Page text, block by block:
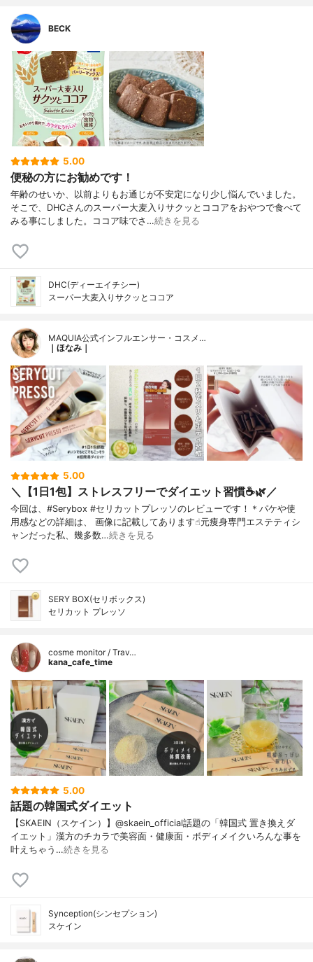
BECK
5.00
便秘の方にお勧めです！
年齢のせいか、以前よりもお通じが不安定になり少し悩んでいました。
そこで、DHCさんのスーパー大麦入りサクッとココアをおやつで食べて
みる事にしました。ココア味でさ…続きを見る
DHC(ディーエイチシー)
スーパー大麦入りサクッとココア
MAQUIA公式インフルエンサー・コスメ…
｜ほなみ｜
5.00
＼【1日1包】ストレスフリーでダイエット習慣☕️🌿／
今回は、#Serybox #セリカットプレッソのレビューです！＊パケや使
用感などの詳細は、 画像に記載してあります☝︎元痩身専門エステティシ
ャンだった私、幾多数…続きを見る
SERY BOX(セリボックス)
セリカット プレッソ
cosme monitor / Trav…
kana_cafe_time
5.00
話題の韓国式ダイエット
【SKAEIN（スケイン）】@skaein_official話題の「韓国式 置き換えダ
イエット」漢方のチカラで美容面・健康面・ボディメイクいろんな事を
叶えちゃう…続きを見る
Synception(シンセプション)
スケイン